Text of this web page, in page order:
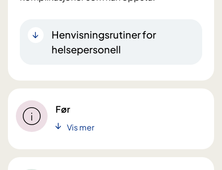
Henvisningsrutiner for
helsepersonell
Før
Vis mer